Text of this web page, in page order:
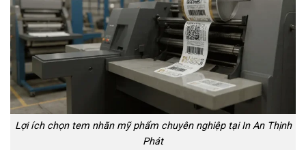
Lợi ích chọn tem nhãn mỹ phẩm chuyên nghiệp tại In An Thịnh
Phát